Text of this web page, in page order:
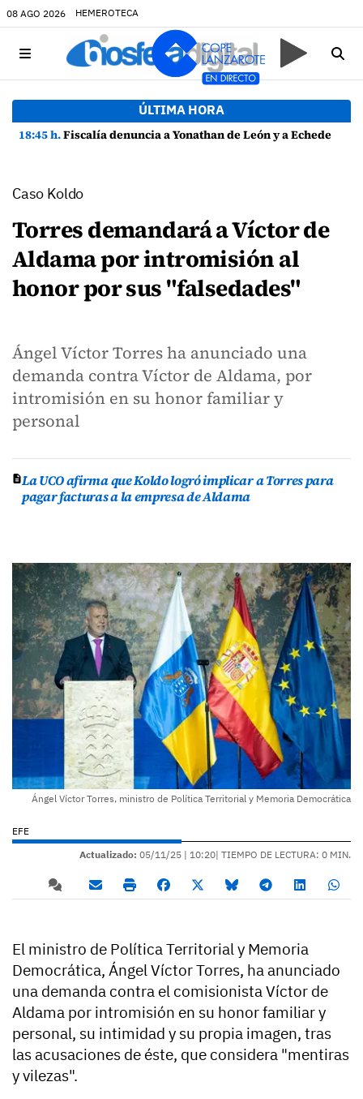
08 AGO 2026 HEMEROTECA
ÚLTIMA HORA
18:45 h.Fiscalía denuncia a Yonathan de León y a Echedey Eugenio por presuntas anomalías en contratos festivos
Caso Koldo
Torres demandará a Víctor de
Aldama por intromisión al
honor por sus "falsedades"
Ángel Víctor Torres ha anunciado una
demanda contra Víctor de Aldama, por
intromisión en su honor familiar y
personal
La UCO afirma que Koldo logró implicar a Torres para
pagar facturas a la empresa de Aldama
Ángel Víctor Torres, ministro de Política Territorial y Memoria Democrática
EFE
Actualizado: 05/11/25 | 10:20| TIEMPO DE LECTURA: 0 MIN.
El ministro de Política Territorial y Memoria
Democrática, Ángel Víctor Torres, ha anunciado
una demanda contra el comisionista Víctor de
Aldama por intromisión en su honor familiar y
personal, su intimidad y su propia imagen, tras
las acusaciones de éste, que considera "mentiras
y vilezas".